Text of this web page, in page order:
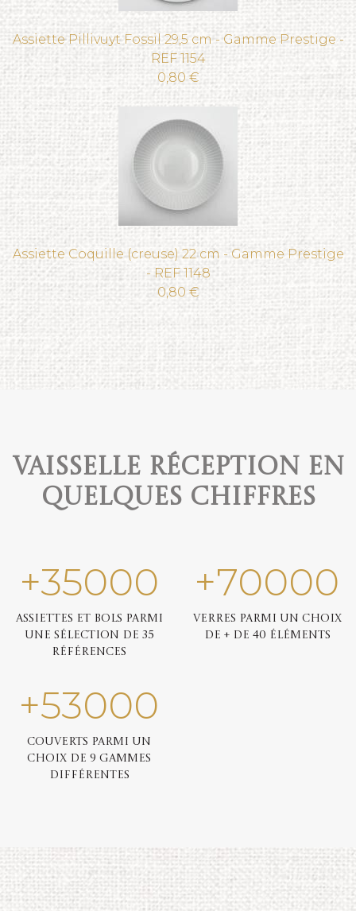
Assiette Pillivuyt Fossil 29,5 cm - Gamme Prestige -
REF 1154
0,80 €
Assiette Coquille (creuse) 22 cm - Gamme Prestige
- REF 1148
0,80 €
Vaisselle réception en
quelques chiffres
+35000
Assiettes et bols parmi
une sélection de 35
références
+70000
Verres parmi un choix
de + de 40 éléments
+53000
Couverts parmi un
choix de 9 gammes
différentes